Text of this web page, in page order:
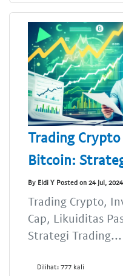
Trading
Bitcoin:
By Eldi Y Posted on 24 Jul, 2024
Trading Crypto,
Cap, Likuiditas
Strategi Trading...
Dilihat: 777 kali